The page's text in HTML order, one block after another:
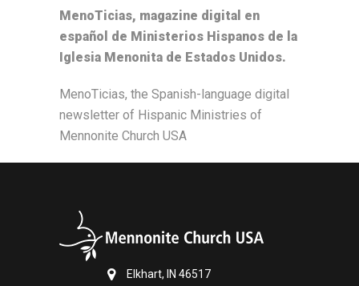
MenoTicias, magazine digital en
español de Ministerios Hispanos de la
Iglesia Menonita de Estados Unidos.
MenoTicias, the Spanish-language digital
newsletter of Hispanic Ministries of
Mennonite Church USA
Elkhart, IN 46517